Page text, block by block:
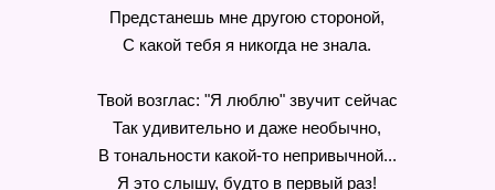
Предстанешь мне другою стороной,
С какой тебя я никогда не знала.
Твой возглас: "Я люблю" звучит сейчас
Так удивительно и даже необычно,
В тональности какой-то непривычной...
Я это слышу, будто в первый раз!